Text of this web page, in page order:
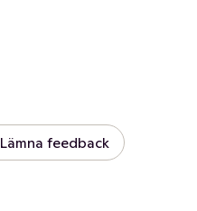
Lämna feedback